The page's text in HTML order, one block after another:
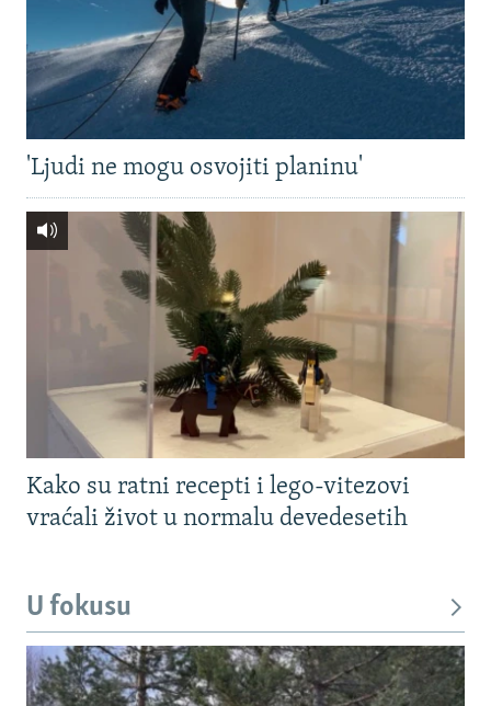
'Ljudi ne mogu osvojiti planinu'
Kako su ratni recepti i lego-vitezovi
vraćali život u normalu devedesetih
U fokusu